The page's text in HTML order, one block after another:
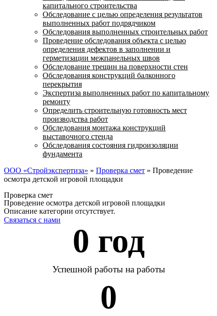
капитального строительства
Обследование с целью определения результатов
выполненных работ подрядчиком
Обследования выполненных строительных работ
Проведение обследования объекта с целью
определения дефектов в заполнении и
герметизации межпанельных швов
Обследование трещин на поверхности стен
Обследования конструкций балконного
перекрытия
Экспертиза выполненных работ по капитальному
ремонту
Определить строительную готовность мест
производства работ
Обследования монтажа конструкций
выставочного стенда
Обследования состояния гидроизоляции
фундамента
ООО «Стройэкспертиза» » Проверка смет » Проведение
осмотра детской игровой площадки
Проверка смет
Проведение осмотра детской игровой площадки
Описание категории отсутствует.
Связаться с нами
0 год
Успешной работы на работы
0